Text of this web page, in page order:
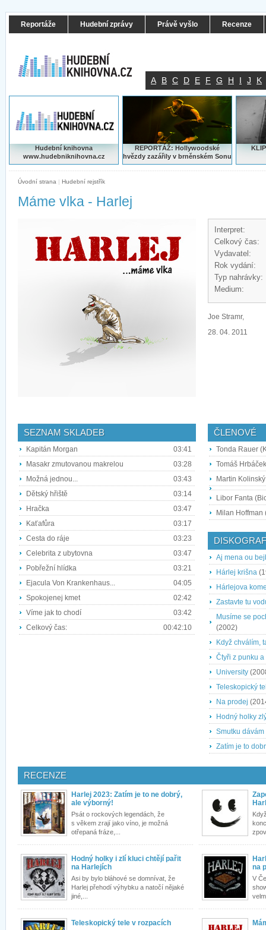
Reportáže Hudební zprávy Právě vyšlo Recenze
A B C D E F G H I J K
Hudební knihovna
www.hudebniknihovna.cz
REPORTÁŽ: Hollywoodské
hvězdy zazářily v brněnském Sonu
Úvodní strana | Hudební rejstřík
Máme vlka - Harlej
Interpret:
Celkový čas:
Vydavatel:
Rok vydání:
Typ nahrávky:
Medium:
Joe Stramr,
28. 04. 2011
SEZNAM SKLADEB
Kapitán Morgan
03:41
Masakr zmutovanou makrelou
03:28
Možná jednou...
03:43
Dětský hřiště
03:14
Hračka
03:47
Kaťafůra
03:17
Cesta do ráje
03:23
Celebrita z ubytovna
03:47
Pobřežní hlídka
03:21
Ejacula Von Krankenhaus...
04:05
Spokojenej kmet
02:42
Víme jak to chodí
03:42
Celkový čas:
00:42:10
ČLENOVÉ
Tonda Rauer
Tomáš
Martin
Libor Fanta
Milan Hoffman
Aj mena ou
Hárlej krišna
Hárlejova
Zastavte tu
Musíme se
(2002)
Když chválím,
Čtyři z punku a
University
Teleskopický
Na prodej
Hodný holky
Smutku
Zatím je to
RECENZE
Harlej 2023: Zatím je to ne dobrý,
ale výborný!
Psát o rockových legendách, že
s věkem zrají jako víno, je možná
otřepaná fráze,...
Hodný holky i zlí kluci chtějí pařit
na Harlejích
Asi by bylo bláhové se domnívat, že
Harlej přehodí výhybku a natočí nějaké
jiné,...
na
V
Teleskopický tele v rozpacích